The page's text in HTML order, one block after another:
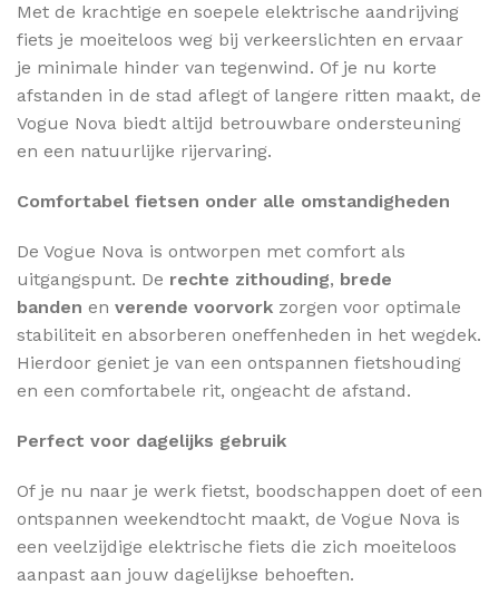
Met de krachtige en soepele elektrische aandrijving
fiets je moeiteloos weg bij verkeerslichten en ervaar
je minimale hinder van tegenwind. Of je nu korte
afstanden in de stad aflegt of langere ritten maakt, de
Vogue Nova biedt altijd betrouwbare ondersteuning
en een natuurlijke rijervaring.
Comfortabel fietsen onder alle omstandigheden
De Vogue Nova is ontworpen met comfort als
uitgangspunt. De rechte zithouding, brede
banden en verende voorvork zorgen voor optimale
stabiliteit en absorberen oneffenheden in het wegdek.
Hierdoor geniet je van een ontspannen fietshouding
en een comfortabele rit, ongeacht de afstand.
Perfect voor dagelijks gebruik
Of je nu naar je werk fietst, boodschappen doet of een
ontspannen weekendtocht maakt, de Vogue Nova is
een veelzijdige elektrische fiets die zich moeiteloos
aanpast aan jouw dagelijkse behoeften.